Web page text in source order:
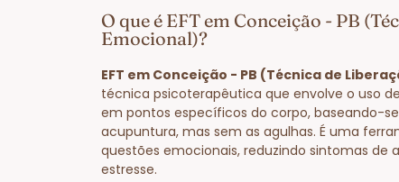
O que é EFT em Conceição - PB
Emocional)?
EFT em Conceição - PB (Técnica de
técnica psicoterapêutica que envolve o uso
em pontos específicos do corpo, baseando-
acupuntura, mas sem as agulhas. É uma
questões emocionais, reduzindo sintomas de
estresse.